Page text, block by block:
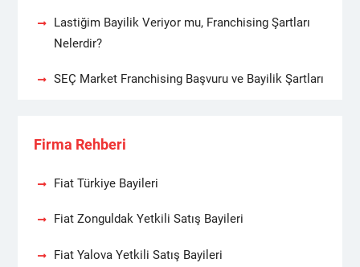
Lastiğim Bayilik Veriyor mu, Franchising Şartları
Nelerdir?
SEÇ Market Franchising Başvuru ve Bayilik Şartları
Firma Rehberi
Fiat Türkiye Bayileri
Fiat Zonguldak Yetkili Satış Bayileri
Fiat Yalova Yetkili Satış Bayileri